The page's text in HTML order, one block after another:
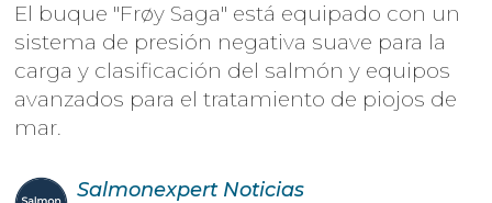
El buque "Frøy Saga" está equipado con un
sistema de presión negativa suave para la
carga y clasificación del salmón y equipos
avanzados para el tratamiento de piojos de
mar.
Salmonexpert Noticias